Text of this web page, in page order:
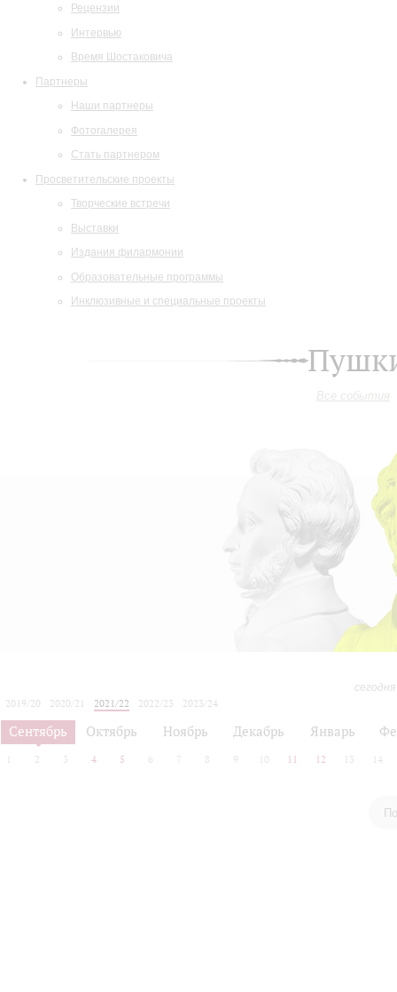
Рецензии
Интервью
Время Шостаковича
Партнеры
Наши партнеры
Фотогалерея
Стать партнером
Просветительские проекты
Творческие встречи
Выставки
Издания филармонии
Образовательные программы
Инклюзивные и специальные проекты
Все события
2019/20
2020/21 2021/22 2022/23
2023/24
2024/25
2025/26
Сентябрь Октябрь Ноябрь Декабрь Январь
2 3 4 5 6 7 8 9 10 11 12 13 14